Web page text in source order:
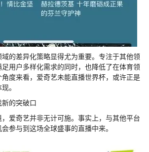
的差异化策略显得尤为重要。专注于其他领
用户多样化需求的同时，也降低了在体育领
度来看，爱奇艺未能直播世界杯，或许正是
。
的突破口
爱奇艺并非无计可施。事实上，与其他平台
参与到这场全球盛事的直播中来。